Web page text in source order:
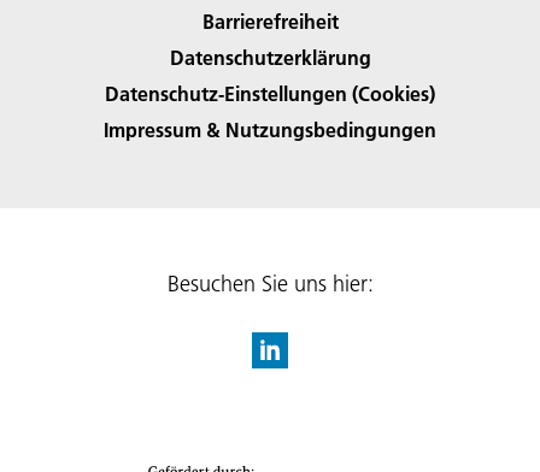
Barrierefreiheit
Datenschutzerklärung
Datenschutz-Einstellungen (Cookies)
Impressum & Nutzungsbedingungen
Besuchen Sie uns hier: